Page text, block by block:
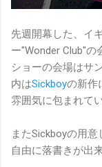
先週開幕した、イ
ー"Wonder Club"の
ショーの会場はサ
内はSickboyの新作
雰囲気に包まれて
またSickboyの用
自由に落書きが出